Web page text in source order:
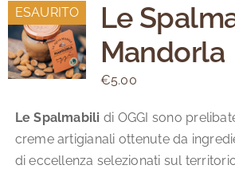
ESAURITO
Le
Mandorla
€5.00
Le Spalmabili di OGGI sono
creme artigianali ottenute da
di eccellenza selezionati sul